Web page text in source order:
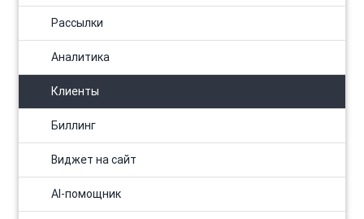
Рассылки
Аналитика
Клиенты
Биллинг
Виджет на сайт
AI-помощник